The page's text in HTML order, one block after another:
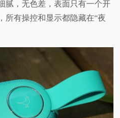
腻，无色差，表面只有一个开
所有操控和显示都隐藏在“夜